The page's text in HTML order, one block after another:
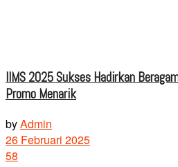
IIMS 2025 Sukses Hadirkan
Promo Menarik
byAdmin
26 Februari 2025
58